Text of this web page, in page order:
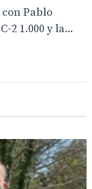
con Pablo
2 1.000 y la...